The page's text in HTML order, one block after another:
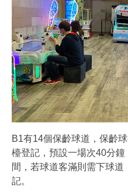
B1有14個保齡球道，保齡
檯登記，預設一場次40分
間，若球道客滿則需下球
記。